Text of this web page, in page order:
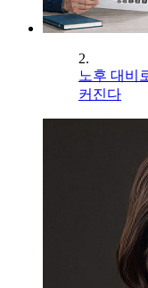
2.
노후 대비
커진다